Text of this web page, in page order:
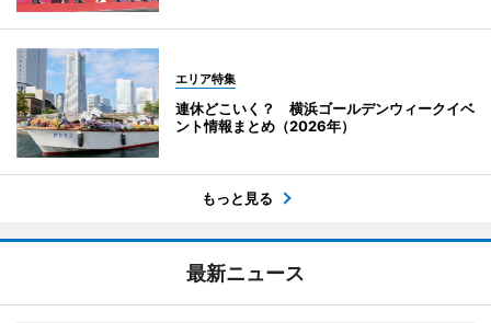
エリア特集
連休どこいく？ 横浜ゴールデンウィークイベ
ント情報まとめ（2026年）
もっと見る
最新ニュース